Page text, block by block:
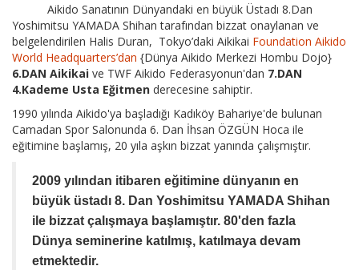
Aikido Sanatının Dünyandaki en büyük Üstadı 8.Dan
Yoshimitsu YAMADA Shihan tarafından bizzat onaylanan ve
belgelendirilen Halis Duran, Tokyo’daki Aikikai Foundation Aikido
World Headquarters’dan {Dünya Aikido Merkezi Hombu Dojo}
6.DAN Aikikai ve TWF Aikido Federasyonun'dan 7.DAN
4.Kademe Usta Eğitmen derecesine sahiptir.
1990 yılında Aikido'ya başladığı Kadıköy Bahariye'de bulunan
Camadan Spor Salonunda 6. Dan İhsan ÖZGÜN Hoca ile
eğitimine başlamış, 20 yıla aşkın bizzat yanında çalışmıştır.
2009 yılından itibaren eğitimine dünyanın en
büyük üstadı 8. Dan Yoshimitsu YAMADA Shihan
ile bizzat çalışmaya başlamıştır. 80'den fazla
Dünya seminerine katılmış, katılmaya devam
etmektedir.